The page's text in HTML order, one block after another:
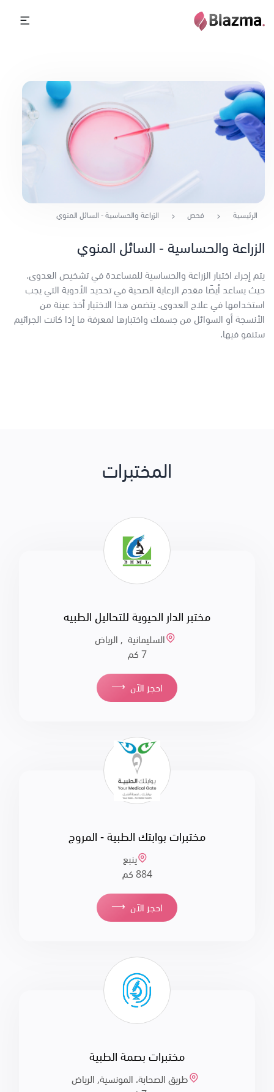
الرئيسية فحص الزراعة والحساسية - السائل المنوي
الزراعة والحساسية - السائل المنوي
يتم إجراء اختبار الزراعة والحساسية للمساعدة في تشخيص العدوى.
حيث يساعد أيضًا مقدم الرعاية الصحية في تحديد الأدوية التي يجب
استخدامها في علاج العدوى. يتضمن هذا الاختبار أخذ عينة من
الأنسجة أو السوائل من جسمك واختبارها لمعرفة ما إذا كانت الجراثيم
ستنمو فيها.
المختبرات
مختبر الدار الحيوية للتحاليل الطبيه
السليمانية , الرياض
7 كم
⟶ احجز الآن
مختبرات بوابتك الطبية - المروج
ينبع
884 كم
⟶ احجز الآن
مختبرات بصمة الطبية
طريق الصحابة، المونسية, الرياض